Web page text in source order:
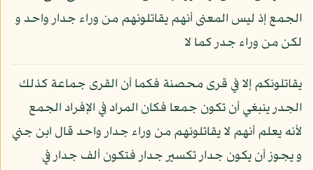
الجمع إذ ليس المعنى أنهم يقاتلونهم من وراء جدار واحد و
لكن من وراء جدر كما لا
يقاتلونكم إلا في قرى محصنة فكما أن القرى جماعة كذلك
الجدر ينبغي أن تكون جمعا فكان المراد في الإفراد الجمع
لأنه يعلم أنهم لا يقاتلونهم من وراء جدار واحد قال ابن جني
و يجوز أن يكون جدار تكسير جدار فتكون ألف جدار في